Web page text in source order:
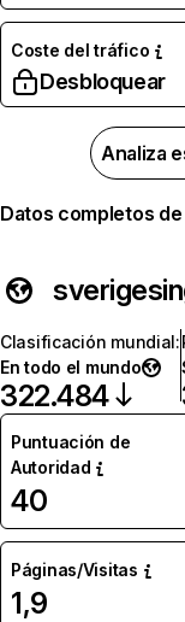
Coste del tráfico
Desbloquear
Analiza
Datos completos
Clasificación mundial:
En todo el mundo
322.484
Puntuación de
Autoridad
40
Páginas/Visitas
1,9